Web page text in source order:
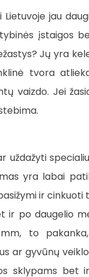
jau
įstaigos
Jų yra
tvora
vaizdo. Jei
yra labai
ir cinkuoti
ir po daugelio
to
ar gyvūnų
sklypams bet